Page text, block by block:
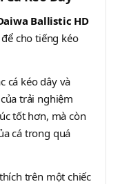
Ballistic HD
cho tiếng kéo
cá kéo dây và
trải nghiệm
tốt hơn, mà còn
cá trong quá
trên một chiếc